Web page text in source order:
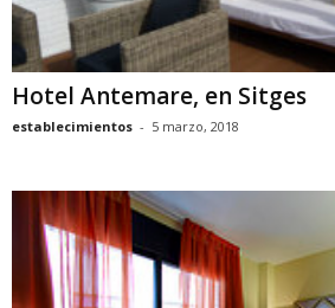
Hotel Antemare, en Sitges
establecimientos - 5 marzo, 2018